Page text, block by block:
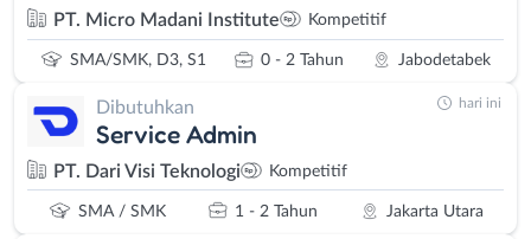
PT. Micro Madani Institute Kompetitif
SMA/SMK, D3, S1 0 - 2 Tahun Jabodetabek
Dibutuhkan
Service Admin
PT. Dari Visi Teknologi Kompetitif
SMA / SMK 1 - 2 Tahun Jakarta Utara
hari ini